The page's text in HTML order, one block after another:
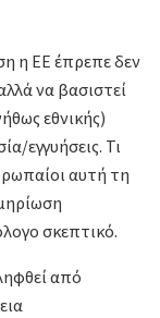
η ΕΕ έπρεπε δεν
να βασιστεί
εθνικής)
εγγυήσεις. Τι
αυτή τη
σκεπτικό.
από